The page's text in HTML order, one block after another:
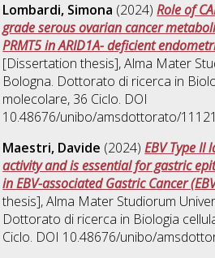
Lombardi, Simona (2024)Role of
grade serous ovarian cancer
PRMT5 in ARID1A- deficient
[Dissertation thesis], Alma Mater
Bologna. Dottorato di ricerca in
molecolare, 36 Ciclo. DOI
10.48676/unibo/amsdottorato/
Maestri, Davide (2024)EBV Type II
activity and is essential for gastric
in EBV-associated Gastric Cancer
thesis], Alma Mater Studiorum
Dottorato di ricerca in Biologia
Ciclo. DOI 10.48676/unibo/